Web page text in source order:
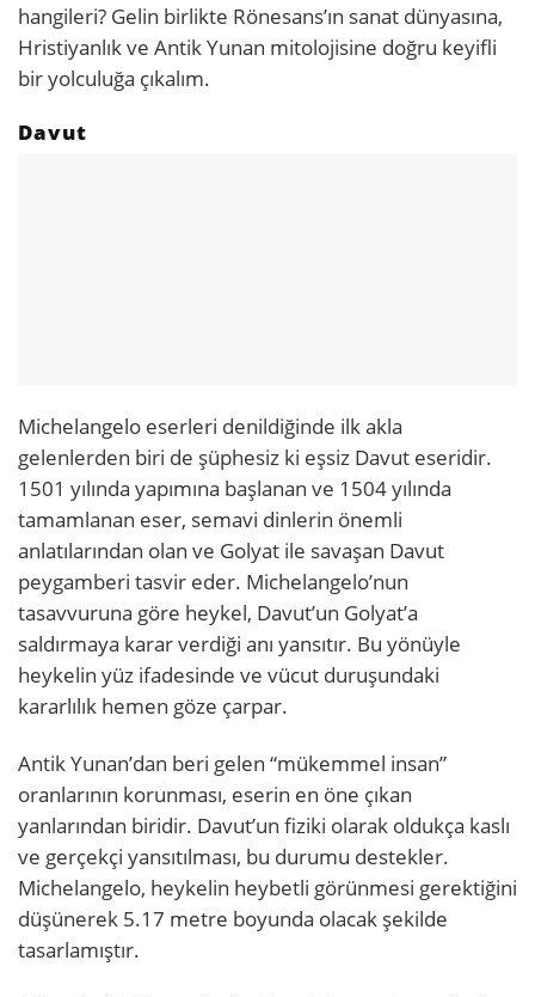
hangileri? Gelin birlikte Rönesans’ın sanat dünyasına,
Hristiyanlık ve Antik Yunan mitolojisine doğru keyifli
bir yolculuğa çıkalım.
Davut
Michelangelo eserleri denildiğinde ilk akla
gelenlerden biri de şüphesiz ki eşsiz Davut eseridir.
1501 yılında yapımına başlanan ve 1504 yılında
tamamlanan eser, semavi dinlerin önemli
anlatılarından olan ve Golyat ile savaşan Davut
peygamberi tasvir eder. Michelangelo’nun
tasavvuruna göre heykel, Davut’un Golyat’a
saldırmaya karar verdiği anı yansıtır. Bu yönüyle
heykelin yüz ifadesinde ve vücut duruşundaki
kararlılık hemen göze çarpar.
Antik Yunan’dan beri gelen “mükemmel insan”
oranlarının korunması, eserin en öne çıkan
yanlarından biridir. Davut’un fiziki olarak oldukça kaslı
ve gerçekçi yansıtılması, bu durumu destekler.
Michelangelo, heykelin heybetli görünmesi gerektiğini
düşünerek 5.17 metre boyunda olacak şekilde
tasarlamıştır.